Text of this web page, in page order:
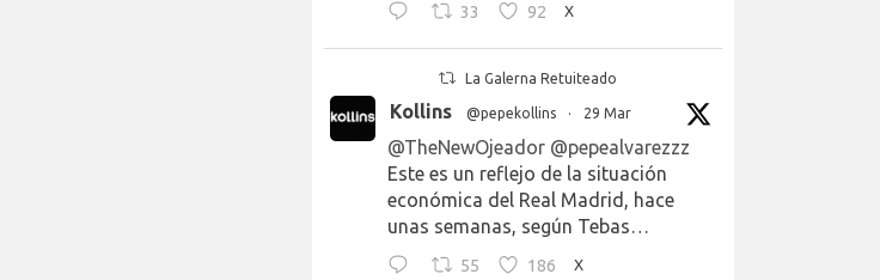
33 92 X
La Galerna Retuiteado
Kollins @pepekollins · 29 Mar
@TheNewOjeador @pepealvarezzz
Este es un reflejo de la situación
económica del Real Madrid, hace
unas semanas, según Tebas…
55 186 X